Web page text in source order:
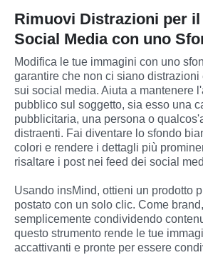
Rimuovi Distrazioni per
Social Media con uno
Modifica le tue immagini con uno
garantire che non ci siano distrazioni
sui social media. Aiuta a mantenere
pubblico sul soggetto, sia esso una
pubblicitaria, una persona o
distraenti. Fai diventare lo sfondo
colori e rendere i dettagli più
risaltare i post nei feed dei social
Usando insMind, ottieni un prodotto
postato con un solo clic. Come
semplicemente condividendo
questo strumento rende le tue
accattivanti e pronte per essere